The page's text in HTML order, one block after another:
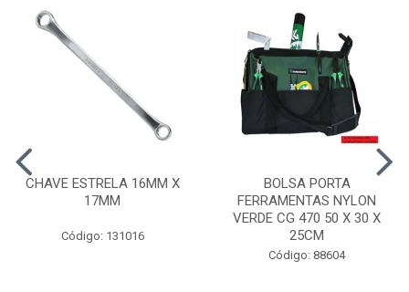
CHAVE ESTRELA 16MM X
17MM
Código: 131016
BOLSA PORTA
FERRAMENTAS NYLON
VERDE CG 470 50 X 30 X
25CM
Código: 88604